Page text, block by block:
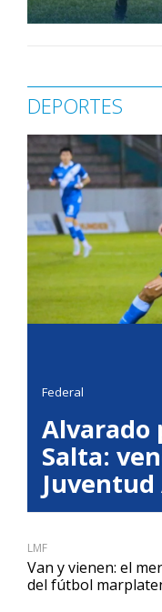
DEPORTES
Federal
Alvarado
Salta:
LMF
Van y vienen: el
del fútbol